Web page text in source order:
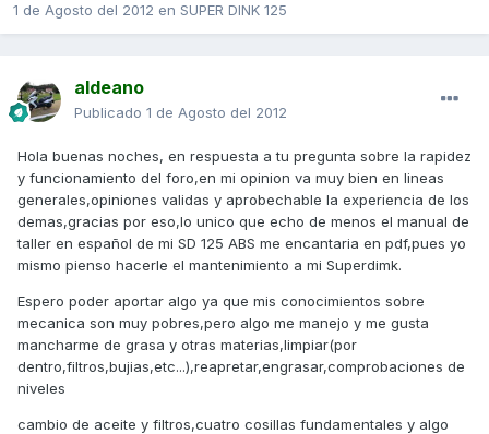
1 de Agosto del 2012 en SUPER DINK 125
aldeano
Publicado 1 de Agosto del 2012
Hola buenas noches, en respuesta a tu pregunta sobre la rapidez
y funcionamiento del foro,en mi opinion va muy bien en lineas
generales,opiniones validas y aprobechable la experiencia de los
demas,gracias por eso,lo unico que echo de menos el manual de
taller en español de mi SD 125 ABS me encantaria en pdf,pues yo
mismo pienso hacerle el mantenimiento a mi Superdimk.
Espero poder aportar algo ya que mis conocimientos sobre
mecanica son muy pobres,pero algo me manejo y me gusta
mancharme de grasa y otras materias,limpiar(por
dentro,filtros,bujias,etc...),reapretar,engrasar,comprobaciones de
niveles
cambio de aceite y filtros,cuatro cosillas fundamentales y algo